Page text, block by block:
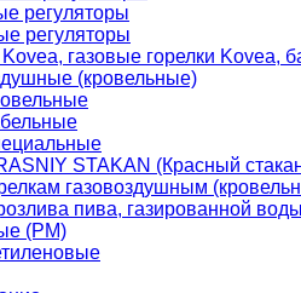
регуляторы
регуляторы
газовые горелки Kovea,
(кровельные)
STAKAN (Красный
газовоздушным
пива, газированной
(РМ)